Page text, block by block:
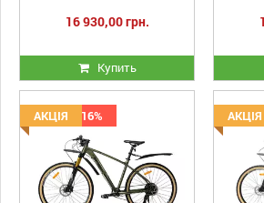
16 930,00 грн.
Купить
Скидка -16%
АКЦІЯ АКЦІЯ